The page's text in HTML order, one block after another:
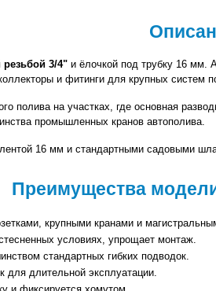
резьбой 3/4" и ёлочкой под трубку 16 мм.
и фитинги для крупных систем
полива на участках, где основная
промышленных кранов автополива.
16 мм и стандартными садовыми
Преимущества
крупными кранами и
условиях, упрощает монтаж.
стандартных гибких подводок.
для длительной эксплуатации.